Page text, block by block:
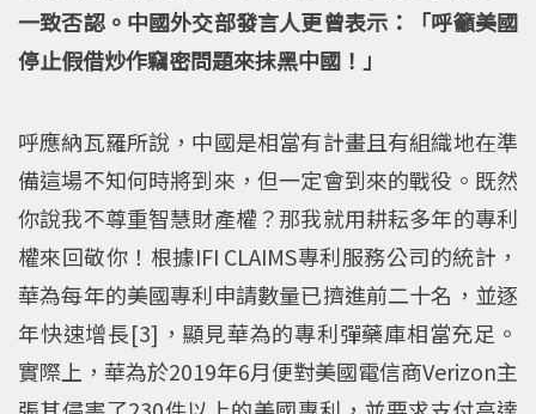
一致否認。中國外交部發言人更曾表示：「呼籲美國
停止假借炒作竊密問題來抹黑中國！」
呼應納瓦羅所說，中國是相當有計畫且有組織地在準
備這場不知何時將到來，但一定會到來的戰役。既然
你說我不尊重智慧財產權？那我就用耕耘多年的專利
權來回敬你！根據IFI CLAIMS專利服務公司的統計，
華為每年的美國專利申請數量已擠進前二十名，並逐
年快速增長[3]，顯見華為的專利彈藥庫相當充足。
實際上，華為於2019年6月便對美國電信商Verizon主